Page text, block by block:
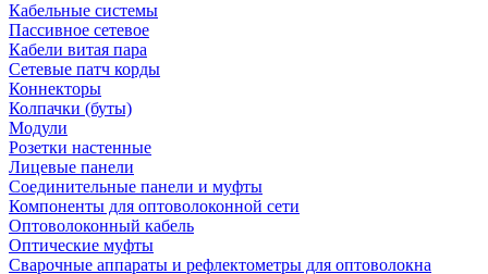
Кабельные системы
Пассивное сетевое
Кабели витая пара
Сетевые патч корды
Коннекторы
Колпачки (буты)
Модули
Розетки настенные
Лицевые панели
Соединительные панели и муфты
Компоненты для оптоволоконной сети
Оптоволоконный кабель
Оптические муфты
Сварочные аппараты и рефлектометры для оптоволокна